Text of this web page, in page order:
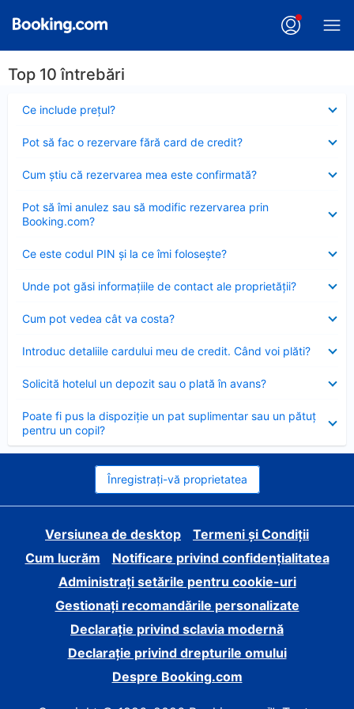
Top 10 întrebări
Ce include preţul?
închis
Pot să fac o rezervare fără card de credit?
închis
Cum ştiu că rezervarea mea este confirmată?
închis
Pot să îmi anulez sau să modific rezervarea prin
Booking.com?
închis
Ce este codul PIN şi la ce îmi foloseşte?
închis
Unde pot găsi informațiile de contact ale proprietății?
închis
Cum pot vedea cât va costa?
închis
Introduc detaliile cardului meu de credit. Când voi plăti?
închis
Solicită hotelul un depozit sau o plată în avans?
închis
Poate fi pus la dispoziție un pat suplimentar sau un pătuț
pentru un copil?
închis
Înregistrați-vă proprietatea
Versiunea de desktop
Termeni și Condiții
Cum lucrăm
Notificare privind confidențialitatea
Administrați setările pentru cookie-uri
Gestionați recomandările personalizate
Declarație privind sclavia modernă
Declarație privind drepturile omului
Despre Booking.com